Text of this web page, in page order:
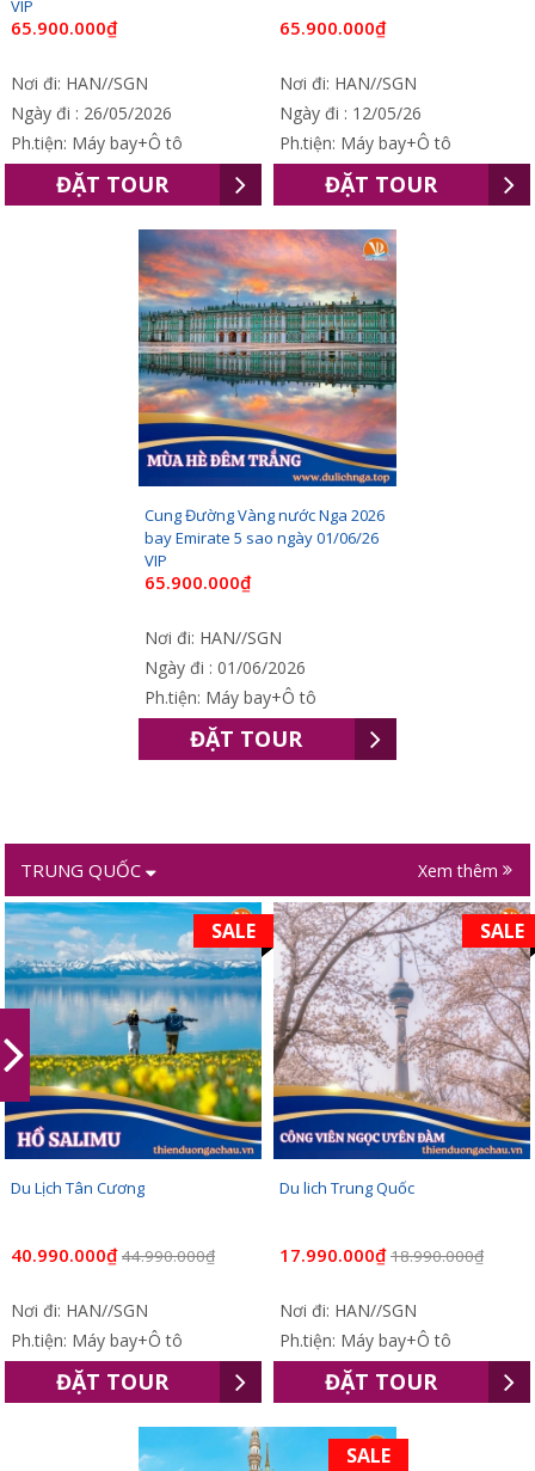
VIP
65.900.000₫
Nơi đi: HAN//SGN
Ngày đi : 26/05/2026
Ph.tiện: Máy bay+Ô tô
ĐẶT TOUR
65.900.000₫
Nơi đi: HAN//SGN
Ngày đi : 12/05/26
Ph.tiện: Máy bay+Ô tô
ĐẶT TOUR
Cung Đường Vàng nước Nga 2026
bay Emirate 5 sao ngày 01/06/26
VIP
65.900.000₫
Nơi đi: HAN//SGN
Ngày đi : 01/06/2026
Ph.tiện: Máy bay+Ô tô
ĐẶT TOUR
TRUNG QUỐC Xem thêm
SALE
Du Lịch Tân Cương
40.990.000₫44.990.000₫
Nơi đi: HAN//SGN
Ph.tiện: Máy bay+Ô tô
ĐẶT TOUR
SALE
Du lich Trung Quốc
17.990.000₫18.990.000₫
Nơi đi: HAN//SGN
Ph.tiện: Máy bay+Ô tô
ĐẶT TOUR
SALE